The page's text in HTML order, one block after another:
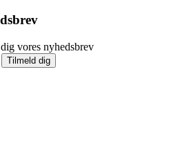
vores nyhedsbrev
Tilmeld dig